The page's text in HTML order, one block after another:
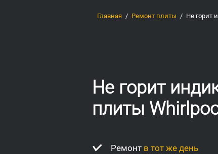
Главная Ремонт плиты Не горит
Не горит
плиты
Ремонт в тот же день